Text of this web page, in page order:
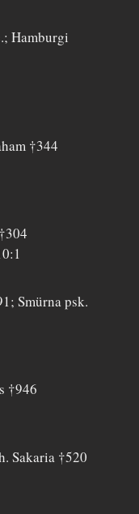
Hamburgi
†344
Smürna psk.
†946
Sakaria †520